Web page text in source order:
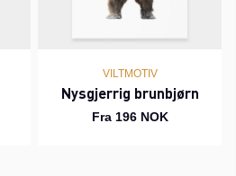
VILTMOTIV
Nysgjerrig brunbjørn
Fra 196 NOK